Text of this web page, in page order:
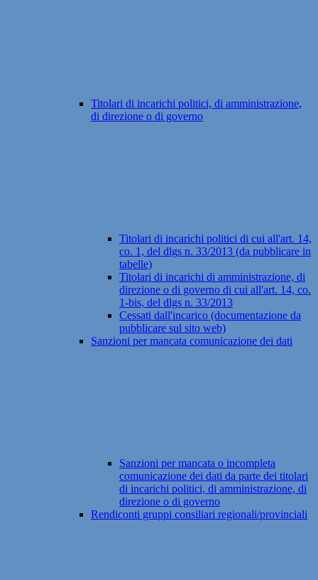
Titolari di incarichi politici, di amministrazione,
di direzione o di governo
Titolari di incarichi politici di cui all'art. 14,
co. 1, del dlgs n. 33/2013 (da pubblicare in
tabelle)
Titolari di incarichi di amministrazione, di
direzione o di governo di cui all'art. 14, co.
1-bis, del dlgs n. 33/2013
Cessati dall'incarico (documentazione da
pubblicare sul sito web)
Sanzioni per mancata comunicazione dei dati
Sanzioni per mancata o incompleta
comunicazione dei dati da parte dei titolari
di incarichi politici, di amministrazione, di
direzione o di governo
Rendiconti gruppi consiliari regionali/provinciali